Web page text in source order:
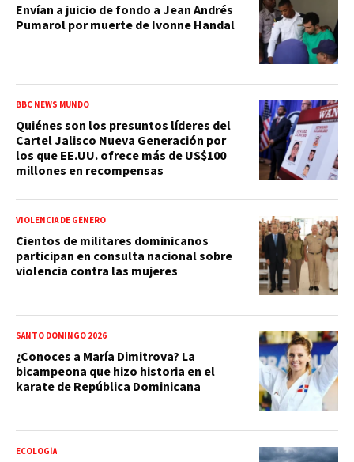
Envían a juicio de fondo a Jean Andrés
Pumarol por muerte de Ivonne Handal
BBC NEWS MUNDO
Quiénes son los presuntos líderes del
Cartel Jalisco Nueva Generación por
los que EE.UU. ofrece más de US$100
millones en recompensas
VIOLENCIA DE GÉNERO
Cientos de militares dominicanos
participan en consulta nacional sobre
violencia contra las mujeres
SANTO DOMINGO 2026
¿Conoces a María Dimitrova? La
bicampeona que hizo historia en el
karate de República Dominicana
ECOLOGÍA